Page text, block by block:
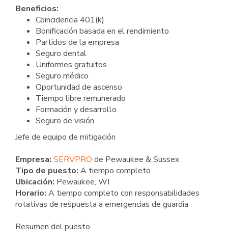
Beneficios:
Coincidencia 401(k)
Bonificación basada en el rendimiento
Partidos de la empresa
Seguro dental
Uniformes gratuitos
Seguro médico
Oportunidad de ascenso
Tiempo libre remunerado
Formación y desarrollo
Seguro de visión
Jefe de equipo de mitigación
Empresa: SERVPRO de Pewaukee & Sussex
Tipo de puesto: A tiempo completo
Ubicación: Pewaukee, WI
Horario: A tiempo completo con responsabilidades
rotativas de respuesta a emergencias de guardia
Resumen del puesto